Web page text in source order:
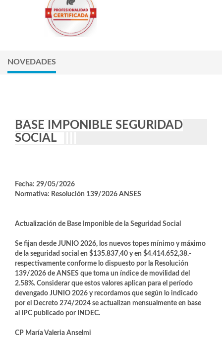
NOVEDADES
BASE IMPONIBLE SEGURIDAD
SOCIAL
Fecha: 29/05/2026
Normativa: Resolución 139/2026 ANSES
Actualización de Base Imponible de la Seguridad Social
Se fijan desde JUNIO 2026, los nuevos topes mínimo y máximo
de la seguridad social en $135.837,40 y en $4.414.652,38.-
respectivamente conforme lo dispuesto por la Resolución
139/2026 de ANSES que toma un índice de movilidad del
2.58%. Considerar que estos valores aplican para el período
devengado JUNIO 2026 y recordamos que según lo indicado
por el Decreto 274/2024 se actualizan mensualmente en base
al IPC publicado por INDEC.
CP María Valeria Anselmi